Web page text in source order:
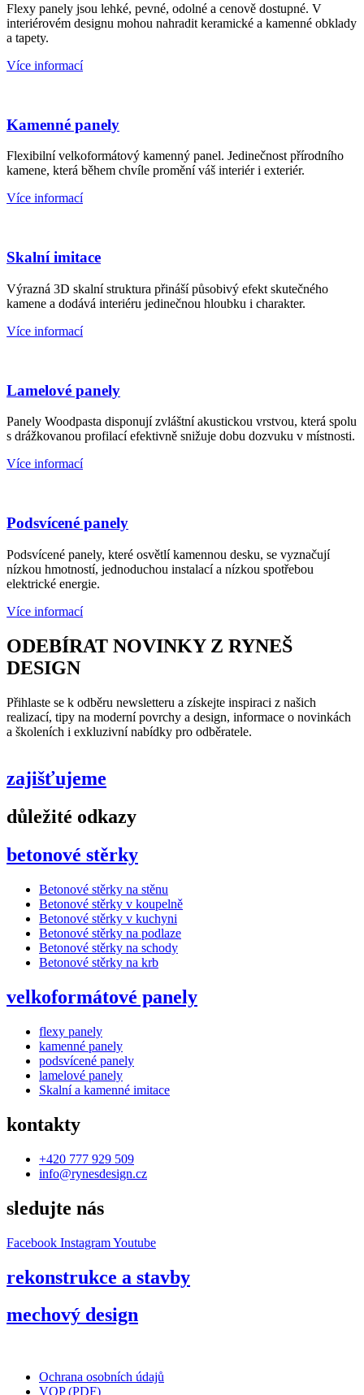
Flexy panely jsou lehké, pevné, odolné a cenově dostupné. V
interiérovém designu mohou nahradit keramické a kamenné obklady
a tapety.
Více informací
Kamenné panely
Flexibilní velkoformátový kamenný panel. Jedinečnost přírodního
kamene, která během chvíle promění váš interiér i exteriér.
Více informací
Skalní imitace
Výrazná 3D skalní struktura přináší působivý efekt skutečného
kamene a dodává interiéru jedinečnou hloubku i charakter.
Více informací
Lamelové panely
Panely Woodpasta disponují zvláštní akustickou vrstvou, která spolu
s drážkovanou profilací efektivně snižuje dobu dozvuku v místnosti.
Více informací
Podsvícené panely
Podsvícené panely, které osvětlí kamennou desku, se vyznačují
nízkou hmotností, jednoduchou instalací a nízkou spotřebou
elektrické energie.
Více informací
ODEBÍRAT NOVINKY Z RYNEŠ
DESIGN
Přihlaste se k odběru newsletteru a získejte inspiraci z našich
realizací, tipy na moderní povrchy a design, informace o novinkách
a školeních i exkluzivní nabídky pro odběratele.
zajišťujeme
důležité odkazy
betonové stěrky
Betonové stěrky na stěnu
Betonové stěrky v koupelně
Betonové stěrky v kuchyni
Betonové stěrky na podlaze
Betonové stěrky na schody
Betonové stěrky na krb
velkoformátové panely
flexy panely
kamenné panely
podsvícené panely
lamelové panely
Skalní a kamenné imitace
kontakty
+420 777 929 509
info@rynesdesign.cz
sledujte nás
Facebook InstagramYoutube
rekonstrukce a stavby
mechový design
Ochrana osobních údajů
VOP (PDF)